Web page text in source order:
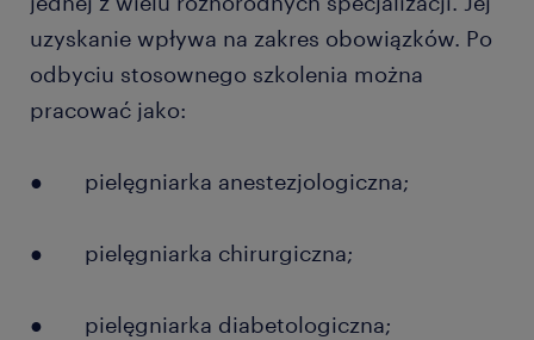
uzyskanie wpływa na zakres obowiązków. Po
odbyciu stosownego szkolenia można
pracować jako:
● pielęgniarka anestezjologiczna;
● pielęgniarka chirurgiczna;
● pielęgniarka diabetologiczna;